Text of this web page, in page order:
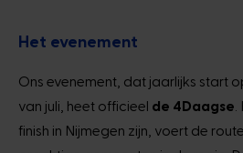
Het evenement
Ons evenement, dat jaarlijks start
van juli, heet officieel de 4Daagse
finish in Nijmegen zijn, voert de